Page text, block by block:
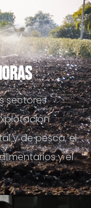
sectores
y de pesca, el
y el